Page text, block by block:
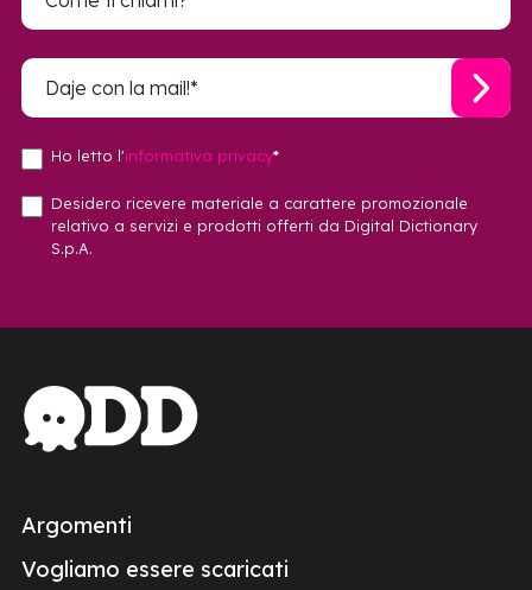
Ho letto l'informativa privacy*
Desidero ricevere materiale a carattere promozionale
relativo a servizi e prodotti offerti da Digital Dictionary
S.p.A.
Argomenti
Vogliamo essere scaricati